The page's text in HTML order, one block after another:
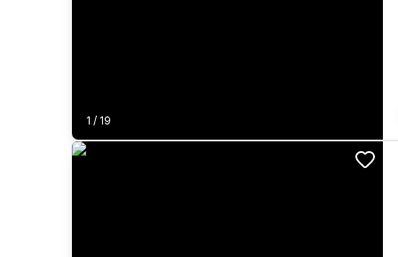
1 / 19